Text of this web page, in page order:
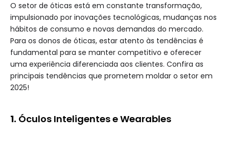
O setor de óticas está em constante transformação,
impulsionado por inovações tecnológicas, mudanças nos
hábitos de consumo e novas demandas do mercado.
Para os donos de óticas, estar atento às tendências é
fundamental para se manter competitivo e oferecer
uma experiência diferenciada aos clientes. Confira as
principais tendências que prometem moldar o setor em
2025!
1. Óculos Inteligentes e Wearables